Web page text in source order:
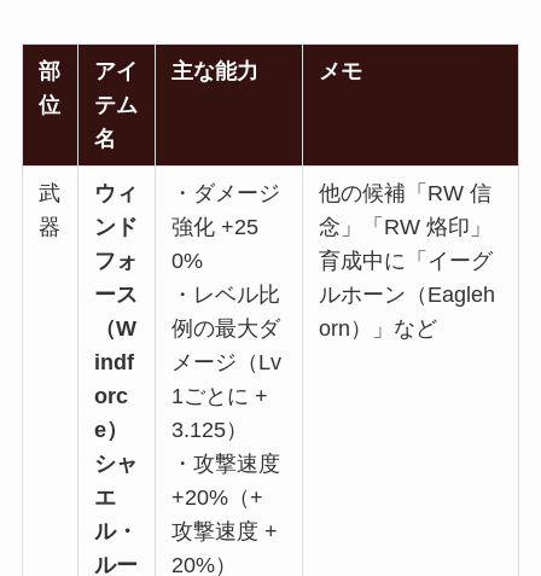
部
位
アイ
テム
名
主な能力 メモ
武
器
ウィ
ンド
フォ
ース
（W
indf
orc
e）
シャ
エ
ル・
ルー
・ダメージ
強化 +25
0%
・レベル比
例の最大ダ
メージ（Lv
1ごとに +
3.125）
・攻撃速度
+20%（+
攻撃速度 +
20%）
他の候補「RW 信
念」「RW 烙印」
育成中に「イーグ
ルホーン（Eagleh
orn）」など